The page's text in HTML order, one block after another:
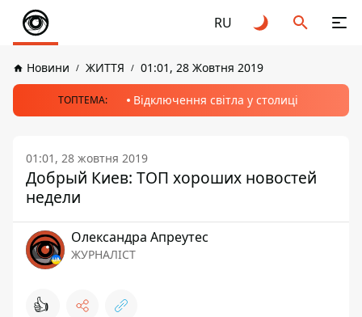
RU
Новини ЖИТТЯ 01:01, 28 Жовтня 2019
ТОПТЕМА: Відключення світла у столиці
01:01, 28 жовтня 2019
Добрый Киев: ТОП хороших новостей
недели
Олександра Апреутес
ЖУРНАЛІСТ
👍